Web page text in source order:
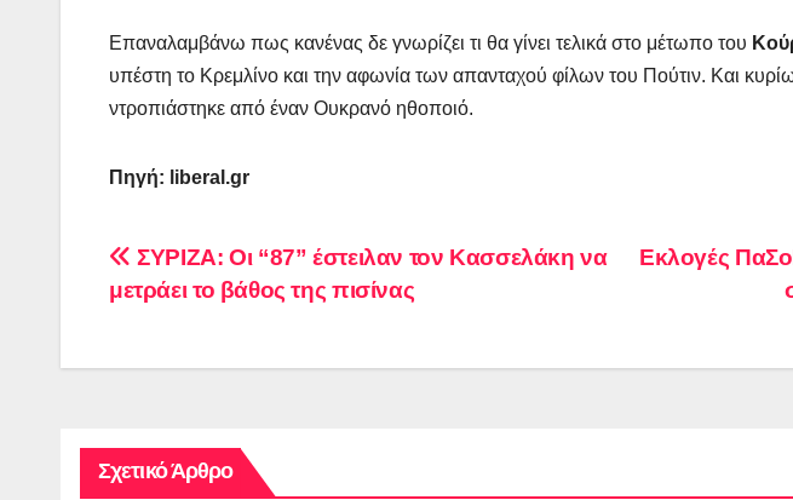
Επαναλαμβάνω πως κανένας δε γνωρίζει τι θα γίνει τελικά στο μέτωπο του
υπέστη το Κρεμλίνο και την αφωνία των απανταχού φίλων του Πούτιν. Και
ντροπιάστηκε από έναν Ουκρανό ηθοποιό.
Πηγή: liberal.gr
Πλοήγηση
άρθρων
Εκλογές
ΣΥΡΙΖΑ: Οι “87” έστειλαν τον Κασσελάκη να
μετράει το βάθος της πισίνας
Σχετικό Άρθρο